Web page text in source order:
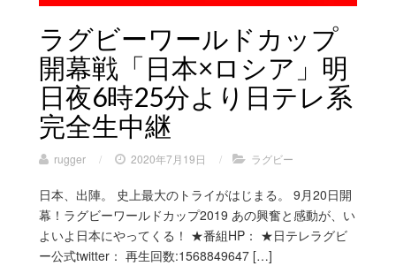
ラグビーワールドカップ
開幕戦「日本×ロシア」明
日夜6時25分より日テレ系
完全生中継
rugger / 2020年7月19日 / ラグビー
日本、出陣。 史上最大のトライがはじまる。 9月20日開
幕！ラグビーワールドカップ2019 あの興奮と感動が、い
よいよ日本にやってくる！ ★番組HP： ★日テレラグビ
ー公式twitter： 再生回数:1568849647 […]